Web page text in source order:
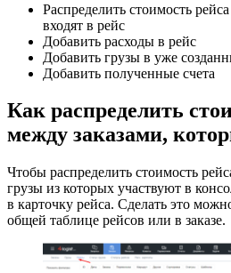
Распределить стоимость
входят в рейс
Добавить расходы в рейс
Добавить грузы в уже
Добавить полученные счета
Как распределить
между заказами,
Чтобы распределить стоимость
грузы из которых участвуют в
в карточку рейса. Сделать это
общей таблице рейсов или в заказе.